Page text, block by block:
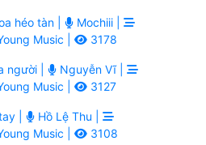
héo tàn |
Mochiii |
Music |
3178
người |
Nguyễn Vĩ |
Music |
3127
|
Hồ Lệ Thu |
Music |
3108